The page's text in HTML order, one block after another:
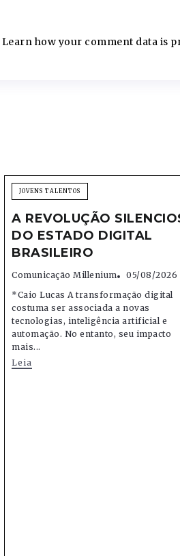
Learn how your comment data is
JOVENS TALENTOS
A REVOLUÇÃO
DO ESTADO DIGITAL
BRASILEIRO
Comunicação Millenium
05/08/2026
*Caio Lucas A transformação digital
costuma ser associada a novas
tecnologias, inteligência artificial e
automação. No entanto, seu impacto
mais...
Leia